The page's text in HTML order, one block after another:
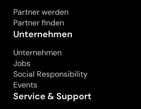
Partner werden
Partner finden
Unternehmen
Unternehmen
Jobs
Social Responsibility
Events
Service & Support